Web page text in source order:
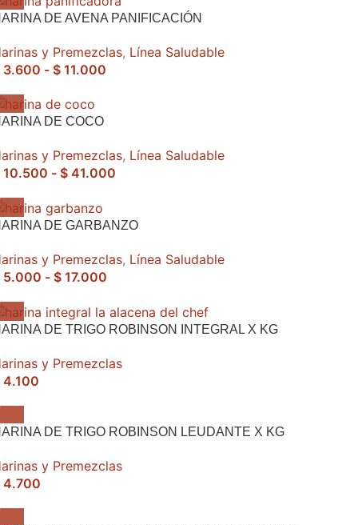
DE AVENA PANIFICACIÓN
y Premezclas, Línea Saludable
3.600 - $ 11.000
DE COCO
y Premezclas, Línea Saludable
10.500 - $ 41.000
DE GARBANZO
y Premezclas, Línea Saludable
5.000 - $ 17.000
DE TRIGO ROBINSON INTEGRAL X KG
y Premezclas
4.100
DE TRIGO ROBINSON LEUDANTE X KG
y Premezclas
4.700